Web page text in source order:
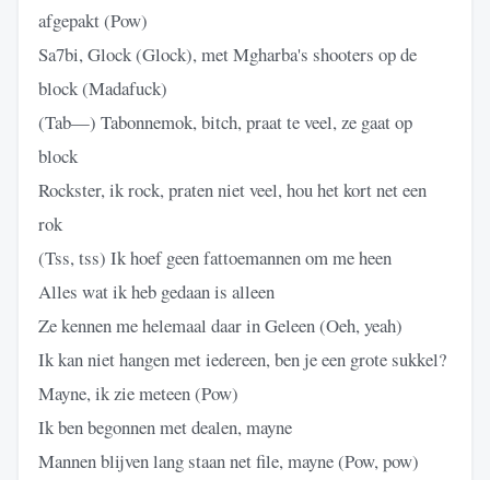
afgepakt (Pow)
Sa7bi, Glock (Glock), met Mgharba's shooters op de
block (Madafuck)
(Tab—) Tabonnemok, bitch, praat te veel, ze gaat op
block
Rockster, ik rock, praten niet veel, hou het kort net een
rok
(Tss, tss) Ik hoef geen fattoemannen om me heen
Alles wat ik heb gedaan is alleen
Ze kennen me helemaal daar in Geleen (Oeh, yeah)
Ik kan niet hangen met iedereen, ben je een grote sukkel?
Mayne, ik zie meteen (Pow)
Ik ben begonnen met dealen, mayne
Mannen blijven lang staan net file, mayne (Pow, pow)